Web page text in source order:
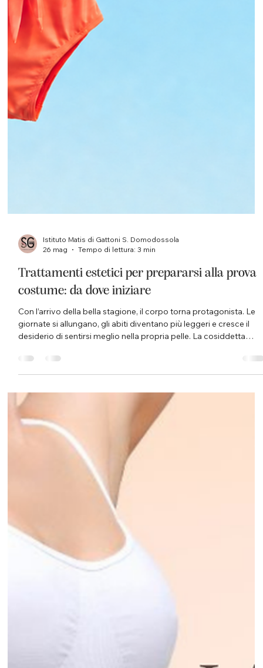
Istituto Matis di Gattoni S. Domodossola
26 mag
Tempo di lettura: 3 min
Trattamenti estetici per prepararsi alla prova
costume: da dove iniziare
Con l’arrivo della bella stagione, il corpo torna protagonista. Le
giornate si allungano, gli abiti diventano più leggeri e cresce il
“prova costume” non dovrebbe essere vissuta come una
pressione, ma come un’occasione per prendersi cura di sé con
benessere. Prepararsi all’estate non significa inseguire risultati
immediati o irrealistici, ma iniziare per temp